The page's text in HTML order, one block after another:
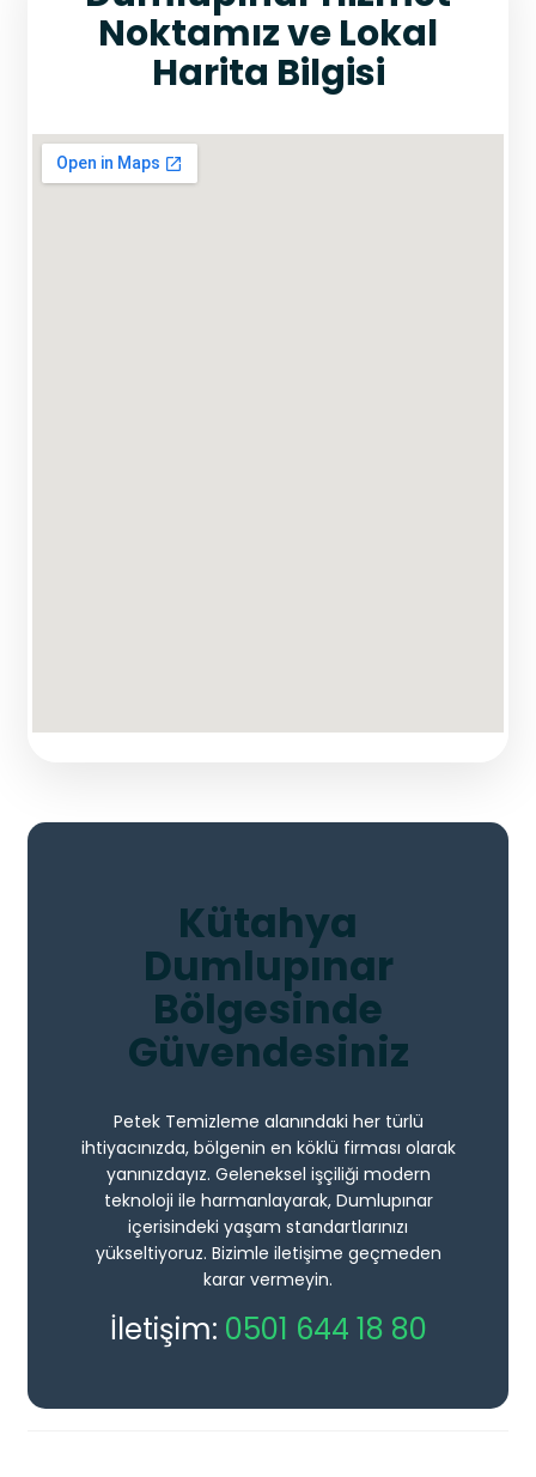
Noktamız ve Lokal
Harita Bilgisi
Kütahya
Dumlupınar
Bölgesinde
Güvendesiniz
Petek Temizleme alanındaki her türlü
ihtiyacınızda, bölgenin en köklü firması olarak
yanınızdayız. Geleneksel işçiliği modern
teknoloji ile harmanlayarak, Dumlupınar
içerisindeki yaşam standartlarınızı
yükseltiyoruz. Bizimle iletişime geçmeden
karar vermeyin.
İletişim: 0501 644 18 80